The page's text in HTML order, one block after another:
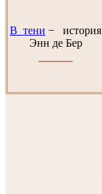
В тени − история
Энн де Бер